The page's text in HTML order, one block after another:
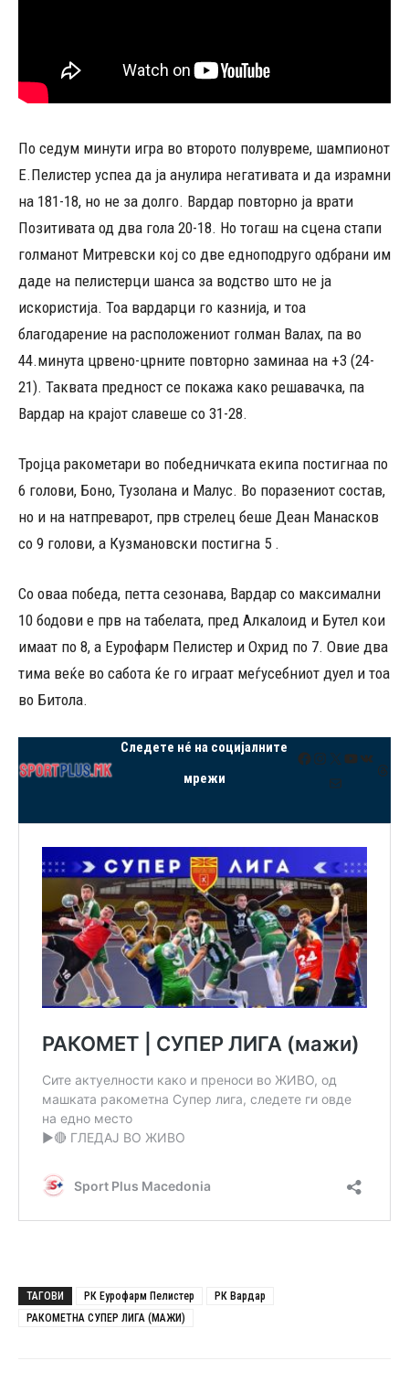
По седум минути игра во второто полувреме, шампионот
Е.Пелистер успеа да ја анулира негативата и да израмни
на 181-18, но не за долго. Вардар повторно ја врати
Позитивата од два гола 20-18. Но тогаш на сцена стапи
голманот Митревски кој со две едноподруго одбрани им
даде на пелистерци шанса за водство што не ја
искористија. Тоа вардарци го казнија, и тоа
благодарение на расположениот голман Валах, па во
44.минута црвено-црните повторно заминаа на +3 (24-
21). Таквата предност се покажа како решавачка, па
Вардар на крајот славеше со 31-28.
Тројца ракометари во победничката екипа постигнаа по
6 голови, Боно, Тузолана и Малус. Во поразениот состав,
но и на натпреварот, прв стрелец беше Деан Манасков
со 9 голови, а Кузмановски постигна 5 .
Со оваа победа, петта сезонава, Вардар со максимални
10 бодови е прв на табелата, пред Алкалоид и Бутел кои
имаат по 8, а Еурофарм Пелистер и Охрид по 7. Овие два
тима веќе во сабота ќе го играат меѓусебниот дуел и тоа
во Битола.
Следете нé на социјалните
мрежи
Facebook
Instagram
X YouTube
VK
Mail
ТАГОВИ РК Еурофарм Пелистер
РК Вардар
РАКОМЕТНА СУПЕР ЛИГА (МАЖИ)